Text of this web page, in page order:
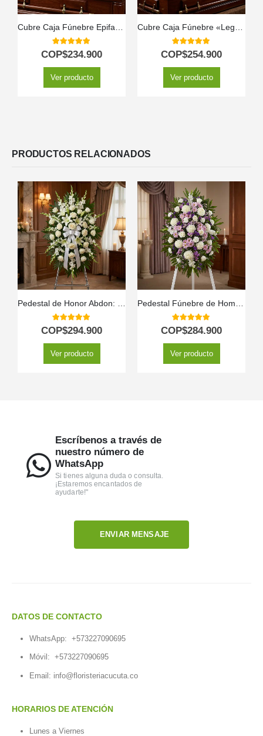
Cubre Caja Fúnebre Epifania: Un Homenaje de Distinción y Serenidad 🕊️
5.00out of 5
COP$234.900
Ver producto
Cubre Caja Fúnebre «Legado Eterno de Tomás» 🕊️
5.00out of 5
COP$254.900
Ver producto
PRODUCTOS RELACIONADOS
5.00out of 5
COP$294.900
Ver producto
5.00out of 5
COP$284.900
Ver producto
Escríbenos a través de
nuestro número de
WhatsApp
Si tienes alguna duda o consulta.
¡Estaremos encantados de
ayudarte!"
ENVIAR MENSAJE
DATOS DE CONTACTO
WhatsApp: +573227090695
Móvil: +573227090695
Email: info@floristeriacucuta.co
HORARIOS DE ATENCIÓN
Lunes a Viernes